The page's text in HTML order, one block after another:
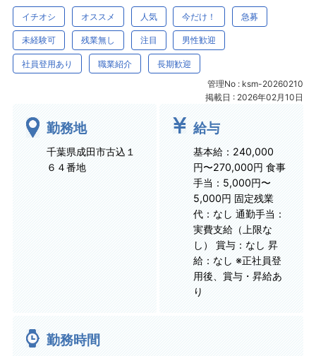
イチオシ オススメ 人気 今だけ！ 急募
未経験可 残業無し 注目 男性歓迎
社員登用あり 職業紹介
長期歓迎
管理No : ksm-20260210
掲載日 : 2026年02月10日
勤務地
千葉県成田市古込１
６４番地
給与
基本給：240,000
円〜270,000円 食事
手当：5,000円〜
5,000円 固定残業
代：なし 通勤手当：
実費支給（上限な
し） 賞与：なし 昇
給：なし ※正社員登
用後、賞与・昇給あ
り
勤務時間